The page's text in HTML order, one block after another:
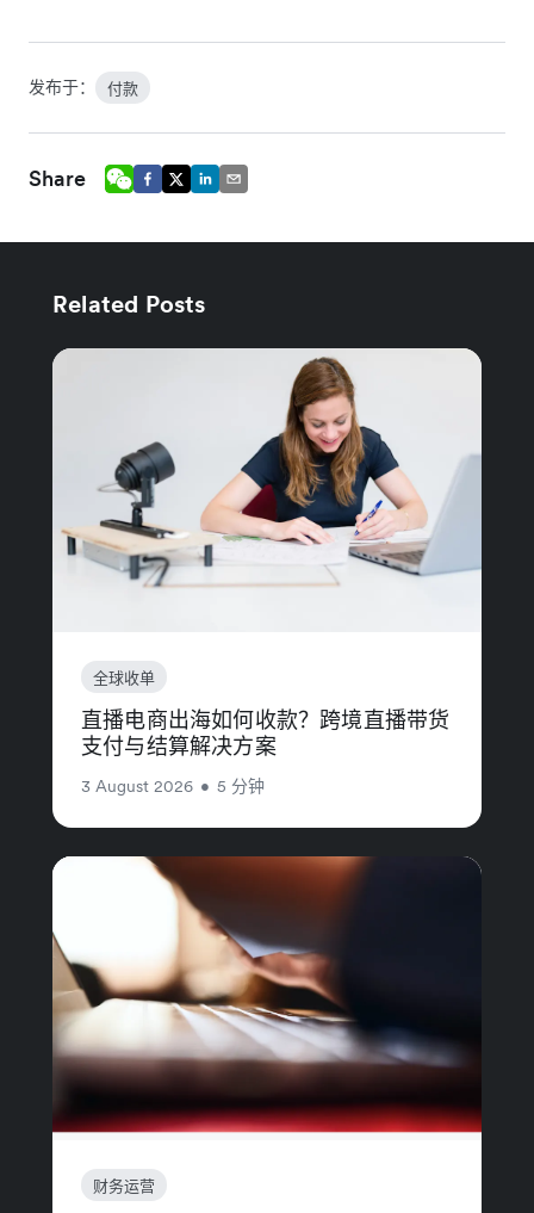
发布于： 付款
Share
Related Posts
全球收单
直播电商出海如何收款？跨境直播带货
支付与结算解决方案
3 August 2026 • 5 分钟
财务运营